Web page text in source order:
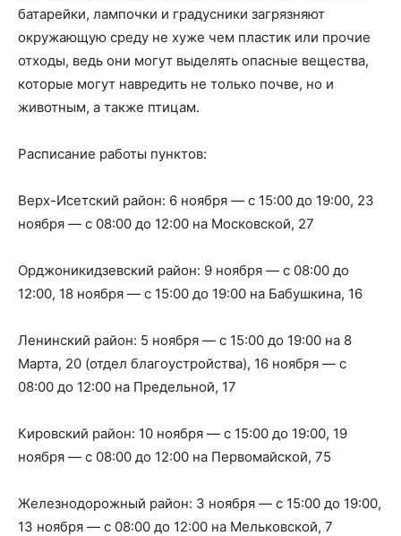
батарейки, лампочки и градусники загрязняют
окружающую среду не хуже чем пластик или прочие
отходы, ведь они могут выделять опасные вещества,
которые могут навредить не только почве, но и
животным, а также птицам.
Расписание работы пунктов:
Верх-Исетский район: 6 ноября — с 15:00 до 19:00, 23
ноября — с 08:00 до 12:00 на Московской, 27
Орджоникидзевский район: 9 ноября — с 08:00 до
12:00, 18 ноября — с 15:00 до 19:00 на Бабушкина, 16
Ленинский район: 5 ноября — с 15:00 до 19:00 на 8
Марта, 20 (отдел благоустройства), 16 ноября — с
08:00 до 12:00 на Предельной, 17
Кировский район: 10 ноября — с 15:00 до 19:00, 19
ноября — с 08:00 до 12:00 на Первомайской, 75
Железнодорожный район: 3 ноября — с 15:00 до 19:00,
13 ноября — с 08:00 до 12:00 на Мельковской, 7